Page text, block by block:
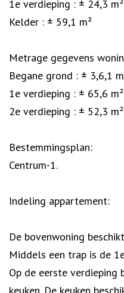
1e verdieping : ± 24,3 m²
Kelder : ± 59,1 m²
Metrage gegevens
Begane grond : ± 3,6,1
1e verdieping : ± 65,6 m²
2e verdieping : ± 52,3 m²
Bestemmingsplan:
Centrum-1.
Indeling appartement:
De bovenwoning
Middels een trap is de
Op de eerste verdieping
keuken. De keuken